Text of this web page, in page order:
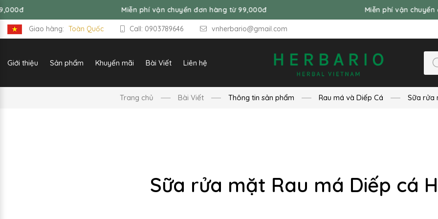
Miễn phí vận chuyển đơn hàng từ 99,000đ Miễn phí vận chuyển đơn
Giao hàng: Toàn Quốc Call: 0903789646 vnherbario@gmail.com
Giới thiệu Sản phẩm Khuyến mãi Bài Viết Liên hệ
Trang chủ Bài Viết Thông tin sản phẩm Rau má và Diếp Cá Sữa rửa
Sữa rửa mặt Rau má Diếp cá